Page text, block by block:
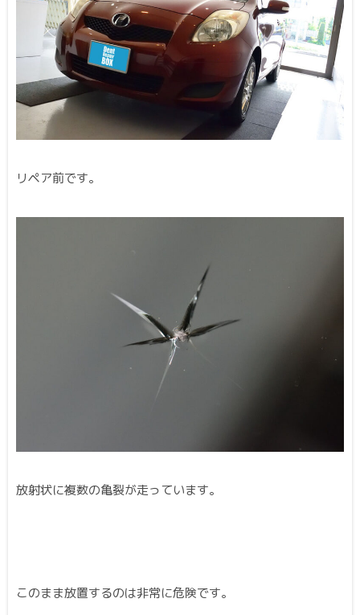
リペア前です。
放射状に複数の亀裂が走っています。
このまま放置するのは非常に危険です。